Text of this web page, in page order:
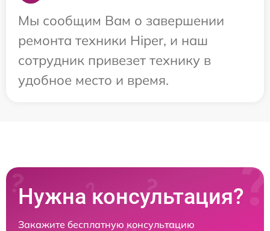
Мы сообщим Вам о завершении
ремонта техники Hiper, и наш
сотрудник привезет технику в
удобное место и время.
Нужна консультация?
Закажите бесплатную консультацию